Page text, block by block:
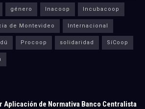
género Inacoop Incubacoop
de Montevideo Internacional
Procoop solidaridad SíCoop
Aplicación de Normativa Banco Centralista